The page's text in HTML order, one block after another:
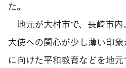
た。
地元が大村市で、長崎市
大使への関心が少し薄い印
に向けた平和教育などを地